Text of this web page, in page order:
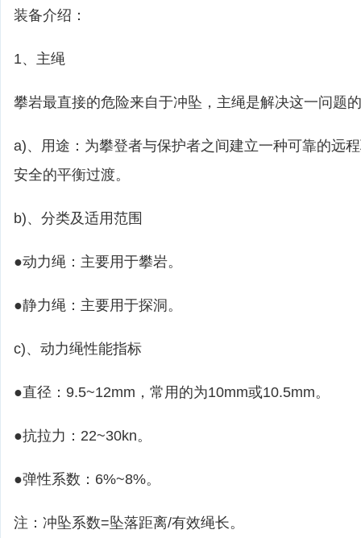
装备介绍：
1、主绳
攀岩最直接的危险来自于冲坠，主绳是解决这一问题
a)、用途：为攀登者与保护者之间建立一种可靠的远
安全的平衡过渡。
b)、分类及适用范围
●动力绳：主要用于攀岩。
●静力绳：主要用于探洞。
c)、动力绳性能指标
●直径：9.5~12mm，常用的为10mm或10.5mm。
●抗拉力：22~30kn。
●弹性系数：6%~8%。
注：冲坠系数=坠落距离/有效绳长。